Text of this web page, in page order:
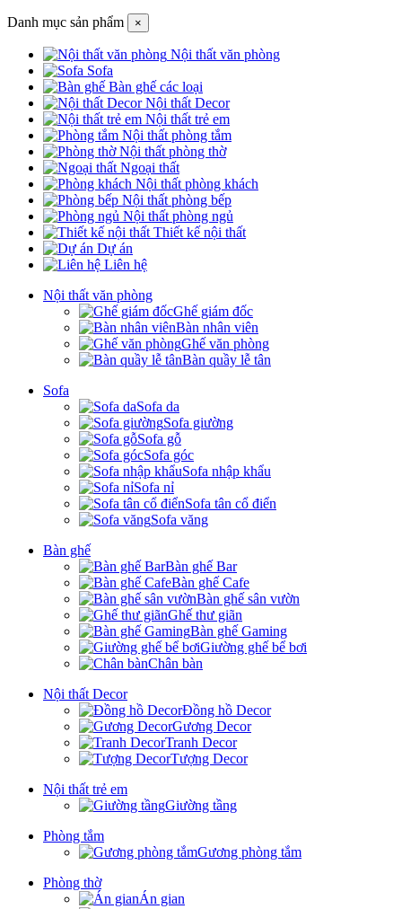
Danh mục sản phẩm ×
Nội thất văn phòng
Sofa
Bàn ghế các loại
Nội thất Decor
Nội thất trẻ em
Nội thất phòng tắm
Nội thất phòng thờ
Ngoại thất
Nội thất phòng khách
Nội thất phòng bếp
Nội thất phòng ngủ
Thiết kế nội thất
Dự án
Liên hệ
Nội thất văn phòng
Ghế giám đốc
Bàn nhân viên
Ghế văn phòng
Bàn quầy lễ tân
Sofa
Sofa da
Sofa giường
Sofa gỗ
Sofa góc
Sofa nhập khẩu
Sofa nỉ
Sofa tân cổ điển
Sofa văng
Bàn ghế
Bàn ghế Bar
Bàn ghế Cafe
Bàn ghế sân vườn
Ghế thư giãn
Bàn ghế Gaming
Giường ghế bể bơi
Chân bàn
Nội thất Decor
Đồng hồ Decor
Gương Decor
Tranh Decor
Tượng Decor
Nội thất trẻ em
Giường tầng
Phòng tắm
Gương phòng tắm
Phòng thờ
Án gian